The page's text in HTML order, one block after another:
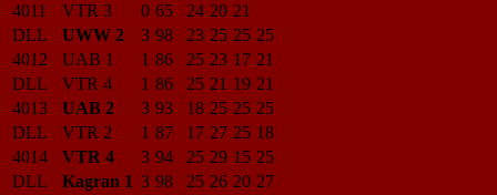
4011
VTR 3 0 65 24 20 21
DLL
UWW 2 3 98 23 25 25 25
4012
UAB 1 1 86 25 23 17 21
DLL
VTR 4 1 86 25 21 19 21
4013
UAB 2 3 93 18 25 25 25
DLL
VTR 2 1 87 17 27 25 18
4014
VTR 4 3 94 25 29 15 25
DLL
Kagran 1 3 98 25 26 20 27